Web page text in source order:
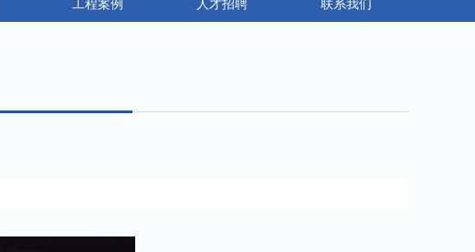
工程案例 人才招聘 联系我们